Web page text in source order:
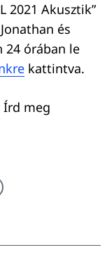
2021 Akusztik”
és
24 órában le
kattintva.
Írd meg